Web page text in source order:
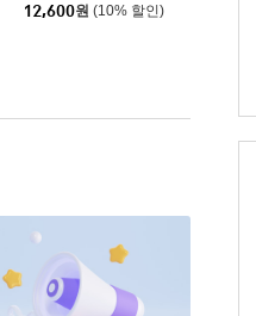
12,600원 (10% 할인)